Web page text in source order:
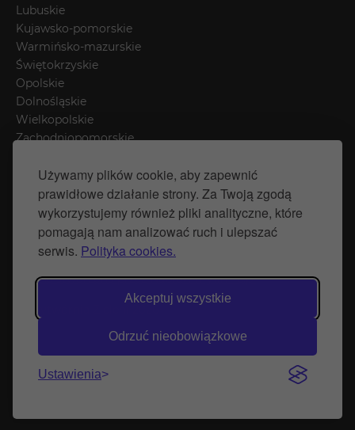
Używamy plików cookie, aby zapewnić
prawidłowe działanie strony. Za Twoją zgodą
wykorzystujemy również pliki analityczne, które
pomagają nam analizować ruch i ulepszać
serwis. Polityka cookies.
Akceptuj wszystkie
Odrzuć nieobowiązkowe
Ustawienia
Lubuskie
Kujawsko-pomorskie
Warmińsko-mazurskie
Świętokrzyskie
Opolskie
Dolnośląskie
Wielkopolskie
Zachodniopomorskie
Mazowieckie
Śląskie
© Wytwórnia Zieleni 2026
Polityka prywatności
Polityka Cookies
Strona stworzona przez Naprawimyfirme.pl